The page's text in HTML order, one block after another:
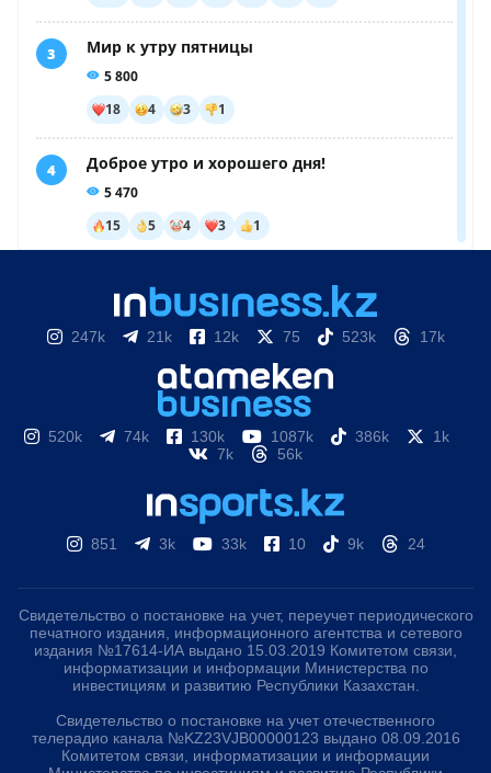
247k 21k 12k 75 523k 17k
520k 74k 130k 1087k 386k
1k
7k
56k
851 3k 33k 10 9k 24
Свидетельство о постановке на учет, переучет периодического
печатного издания, информационного агентства и сетевого
издания №17614-ИА выдано 15.03.2019 Комитетом связи,
информатизации и информации Министерства по
инвестициям и развитию Республики Казахстан.
Свидетельство о постановке на учет отечественного
телерадио канала №KZ23VJB00000123 выдано 08.09.2016
Комитетом связи, информатизации и информации